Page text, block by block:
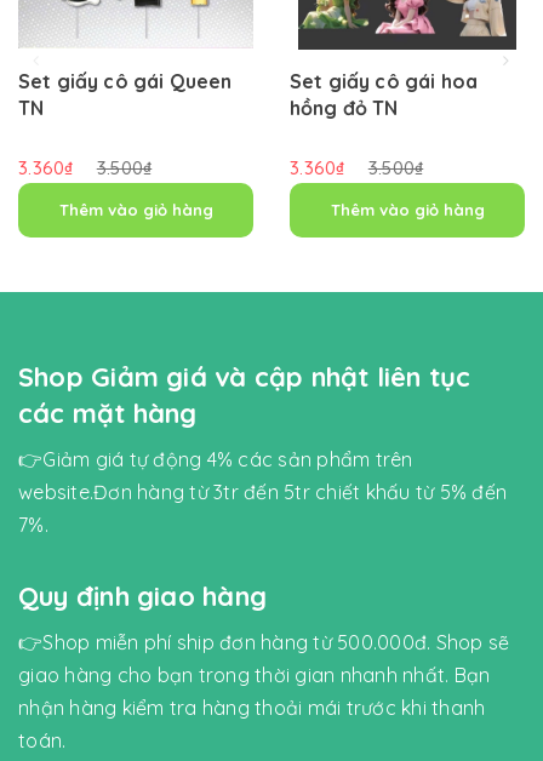
Set giấy cô gái Queen
TN
3.360₫ 3.500₫
Thêm vào giỏ hàng
Set giấy cô gái hoa
hồng đỏ TN
3.360₫ 3.500₫
Thêm vào giỏ hàng
Shop Giảm giá và cập nhật liên tục
các mặt hàng
👉Giảm giá tự động 4% các sản phẩm trên
website.Đơn hàng từ 3tr đến 5tr chiết khấu từ 5% đến
7%.
Quy định giao hàng
👉Shop miễn phí ship đơn hàng từ 500.000đ. Shop sẽ
giao hàng cho bạn trong thời gian nhanh nhất. Bạn
nhận hàng kiểm tra hàng thoải mái trước khi thanh
toán.